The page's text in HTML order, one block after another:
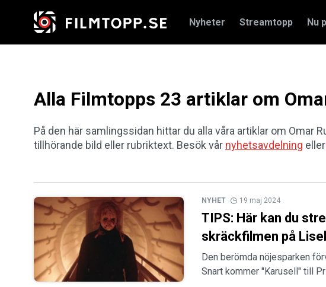
Nyheter Streamtopp Nu
Alla Filmtopps 23 artiklar om
På den här samlingssidan hittar du alla våra artiklar om Omar
tillhörande bild eller rubriktext. Besök vår nyhetsavdelning eller
NYHET 19 maj 2024
TIPS: Här kan du
skräckfilmen på
Den berömda nöjesparken
Snart kommer "Karusell" till